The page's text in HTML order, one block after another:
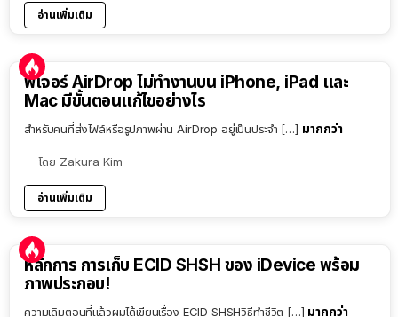
อ่านเพิ่มเติม
ฟีเจอร์ AirDrop ไม่ทำงานบน iPhone, iPad และ
Mac มีขั้นตอนแก้ไขอย่างไร
สำหรับคนที่ส่งไฟล์หรือรูปภาพผ่าน AirDrop อยู่เป็นประจำ […] มากกว่า
โดย Zakura Kim
อ่านเพิ่มเติม
หลักการ การเก็บ ECID SHSH ของ iDevice พร้อม
ภาพประกอบ!
ความเดิมตอนที่แล้วผมได้เขียนเรื่อง ECID SHSHวิธีทำชีวิต […] มากกว่า